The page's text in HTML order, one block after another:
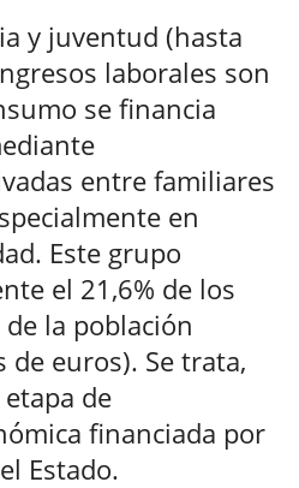
y juventud (hasta
laborales son
se financia
entre familiares
en
Este grupo
el 21,6% de los
la población
euros). Se trata,
de
financiada por
Estado.